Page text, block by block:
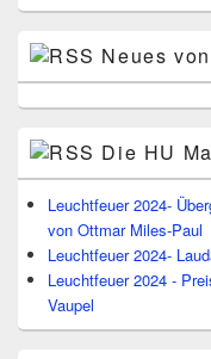
Neues
Die HU
Leuchtfeuer 2024-
von Ottmar Miles-Paul
Leuchtfeuer 2024-
Leuchtfeuer 2024 -
Vaupel